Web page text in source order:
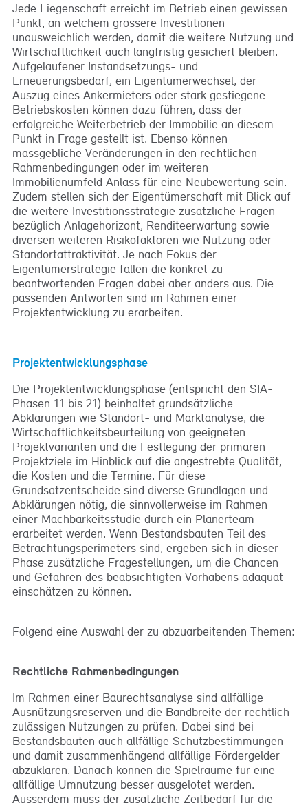
Jede Liegenschaft erreicht im Betrieb einen gewissen
Punkt, an welchem grössere Investitionen
unausweichlich werden, damit die weitere Nutzung und
Wirtschaftlichkeit auch langfristig gesichert bleiben.
Aufgelaufener Instandsetzungs- und
Erneuerungsbedarf, ein Eigentümerwechsel, der
Auszug eines Ankermieters oder stark gestiegene
Betriebskosten können dazu führen, dass der
erfolgreiche Weiterbetrieb der Immobilie an diesem
Punkt in Frage gestellt ist. Ebenso können
massgebliche Veränderungen in den rechtlichen
Rahmenbedingungen oder im weiteren
Immobilienumfeld Anlass für eine Neubewertung sein.
Zudem stellen sich der Eigentümerschaft mit Blick auf
die weitere Investitionsstrategie zusätzliche Fragen
bezüglich Anlagehorizont, Renditeerwartung sowie
diversen weiteren Risikofaktoren wie Nutzung oder
Standortattraktivität. Je nach Fokus der
Eigentümerstrategie fallen die konkret zu
beantwortenden Fragen dabei aber anders aus. Die
passenden Antworten sind im Rahmen einer
Projektentwicklung zu erarbeiten.
Projektentwicklungsphase
Die Projektentwicklungsphase (entspricht den SIA-
Phasen 11 bis 21) beinhaltet grundsätzliche
Abklärungen wie Standort- und Marktanalyse, die
Wirtschaftlichkeitsbeurteilung von geeigneten
Projektvarianten und die Festlegung der primären
Projektziele im Hinblick auf die angestrebte Qualität,
die Kosten und die Termine. Für diese
Grundsatzentscheide sind diverse Grundlagen und
Abklärungen nötig, die sinnvollerweise im Rahmen
einer Machbarkeitsstudie durch ein Planerteam
erarbeitet werden. Wenn Bestandsbauten Teil des
Betrachtungsperimeters sind, ergeben sich in dieser
Phase zusätzliche Fragestellungen, um die Chancen
und Gefahren des beabsichtigten Vorhabens adäquat
einschätzen zu können.
Folgend eine Auswahl der zu abzuarbeitenden Themen:
Rechtliche Rahmenbedingungen
Im Rahmen einer Baurechtsanalyse sind allfällige
Ausnützungsreserven und die Bandbreite der rechtlich
zulässigen Nutzungen zu prüfen. Dabei sind bei
Bestandsbauten auch allfällige Schutzbestimmungen
und damit zusammenhängend allfällige Fördergelder
abzuklären. Danach können die Spielräume für eine
allfällige Umnutzung besser ausgelotet werden.
Ausserdem muss der zusätzliche Zeitbedarf für die